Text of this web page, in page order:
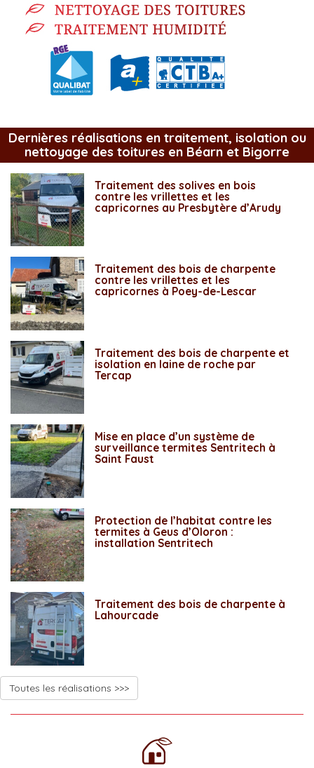
Dernières réalisations en traitement, isolation ou
nettoyage des toitures en Béarn et Bigorre
Traitement des solives en bois
contre les vrillettes et les
capricornes au Presbytère d’Arudy
Traitement des bois de charpente
contre les vrillettes et les
capricornes à Poey-de-Lescar
Traitement des bois de charpente et
isolation en laine de roche par
Tercap
Mise en place d’un système de
surveillance termites Sentritech à
Saint Faust
Protection de l’habitat contre les
termites à Geus d’Oloron :
installation Sentritech
Traitement des bois de charpente à
Lahourcade
Toutes les réalisations >>>